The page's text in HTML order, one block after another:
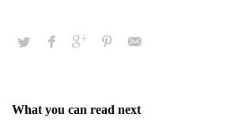
What you can read next